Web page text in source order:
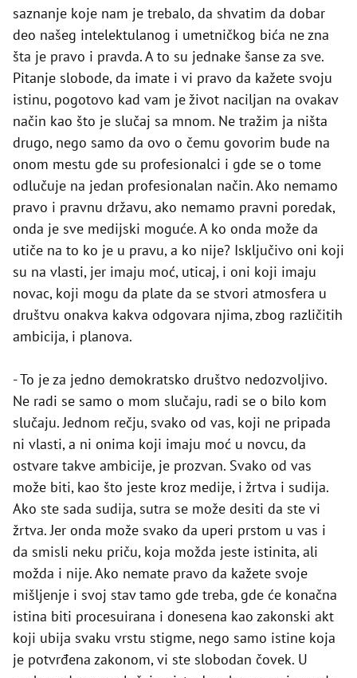
saznanje koje nam je trebalo, da shvatim da dobar
deo našeg intelektulanog i umetničkog bića ne zna
šta je pravo i pravda. A to su jednake šanse za sve.
Pitanje slobode, da imate i vi pravo da kažete svoju
istinu, pogotovo kad vam je život naciljan na ovakav
način kao što je slučaj sa mnom. Ne tražim ja ništa
drugo, nego samo da ovo o čemu govorim bude na
onom mestu gde su profesionalci i gde se o tome
odlučuje na jedan profesionalan način. Ako nemamo
pravo i pravnu državu, ako nemamo pravni poredak,
onda je sve medijski moguće. A ko onda može da
utiče na to ko je u pravu, a ko nije? Isključivo oni koji
su na vlasti, jer imaju moć, uticaj, i oni koji imaju
novac, koji mogu da plate da se stvori atmosfera u
društvu onakva kakva odgovara njima, zbog različitih
ambicija, i planova.
- To je za jedno demokratsko društvo nedozvoljivo.
Ne radi se samo o mom slučaju, radi se o bilo kom
slučaju. Jednom rečju, svako od vas, koji ne pripada
ni vlasti, a ni onima koji imaju moć u novcu, da
ostvare takve ambicije, je prozvan. Svako od vas
može biti, kao što jeste kroz medije, i žrtva i sudija.
Ako ste sada sudija, sutra se može desiti da ste vi
žrtva. Jer onda može svako da uperi prstom u vas i
da smisli neku priču, koja možda jeste istinita, ali
možda i nije. Ako nemate pravo da kažete svoje
mišljenje i svoj stav tamo gde treba, gde će konačna
istina biti procesuirana i donesena kao zakonski akt
koji ubija svaku vrstu stigme, nego samo istine koja
je potvrđena zakonom, vi ste slobodan čovek. U